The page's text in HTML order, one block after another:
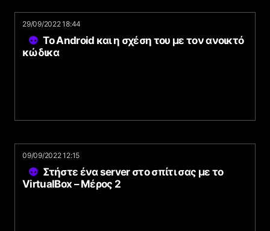
29/09/2022 18:44
Το Android και η σχέση του με τον ανοικτό
κώδικα
09/09/2022 12:15
Στήστε ένα server στο σπίτι σας με το
VirtualBox – Μέρος 2